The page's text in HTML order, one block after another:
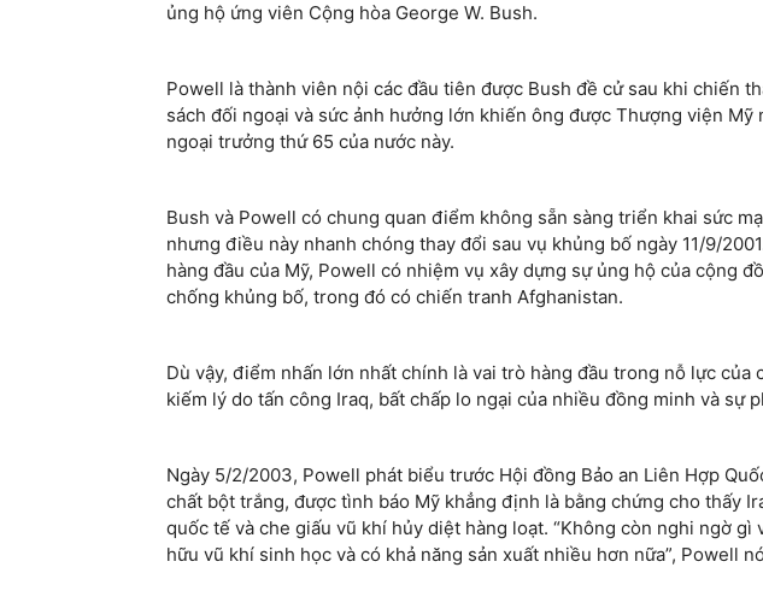
ủng hộ ứng viên Cộng hòa George W. Bush.
Powell là thành viên nội các đầu tiên được Bush đề cử sau khi chiến
sách đối ngoại và sức ảnh hưởng lớn khiến ông được Thượng viện
ngoại trưởng thứ 65 của nước này.
Bush và Powell có chung quan điểm không sẵn sàng triển khai sức
nhưng điều này nhanh chóng thay đổi sau vụ khủng bố ngày 11/9/
hàng đầu của Mỹ, Powell có nhiệm vụ xây dựng sự ủng hộ của cộng
chống khủng bố, trong đó có chiến tranh Afghanistan.
Dù vậy, điểm nhấn lớn nhất chính là vai trò hàng đầu trong nỗ lực của
kiếm lý do tấn công Iraq, bất chấp lo ngại của nhiều đồng minh và sự
Ngày 5/2/2003, Powell phát biểu trước Hội đồng Bảo an Liên Hợp
chất bột trắng, được tình báo Mỹ khẳng định là bằng chứng cho thấy
quốc tế và che giấu vũ khí hủy diệt hàng loạt. “Không còn nghi ngờ gì
hữu vũ khí sinh học và có khả năng sản xuất nhiều hơn nữa”, Powell